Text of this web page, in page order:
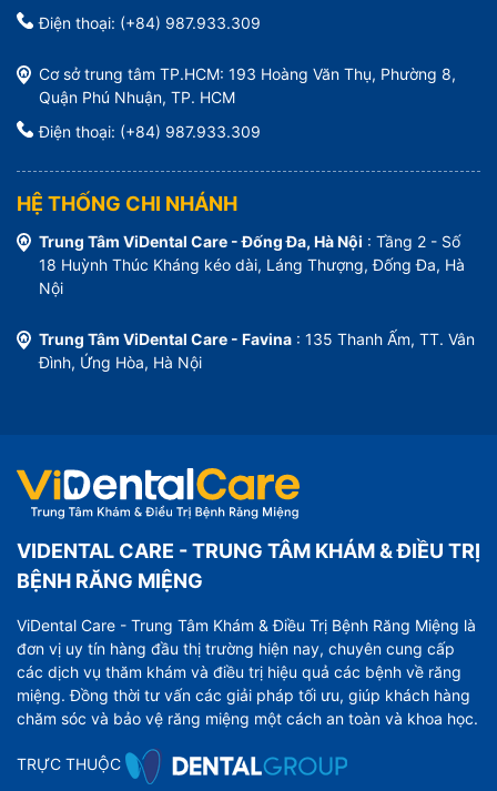
Điện thoại: (+84) 987.933.309
Cơ sở trung tâm TP.HCM: 193 Hoàng Văn Thụ, Phường 8,
Quận Phú Nhuận, TP. HCM
Điện thoại: (+84) 987.933.309
HỆ THỐNG CHI NHÁNH
Trung Tâm ViDental Care - Đống Đa, Hà Nội : Tầng 2 - Số
18 Huỳnh Thúc Kháng kéo dài, Láng Thượng, Đống Đa, Hà
Nội
Trung Tâm ViDental Care - Favina : 135 Thanh Ấm, TT. Vân
Đình, Ứng Hòa, Hà Nội
VIDENTAL CARE - TRUNG TÂM KHÁM & ĐIỀU TRỊ
BỆNH RĂNG MIỆNG
ViDental Care - Trung Tâm Khám & Điều Trị Bệnh Răng Miệng là
đơn vị uy tín hàng đầu thị trường hiện nay, chuyên cung cấp
các dịch vụ thăm khám và điều trị hiệu quả các bệnh về răng
miệng. Đồng thời tư vấn các giải pháp tối ưu, giúp khách hàng
chăm sóc và bảo vệ răng miệng một cách an toàn và khoa học.
TRỰC THUỘC